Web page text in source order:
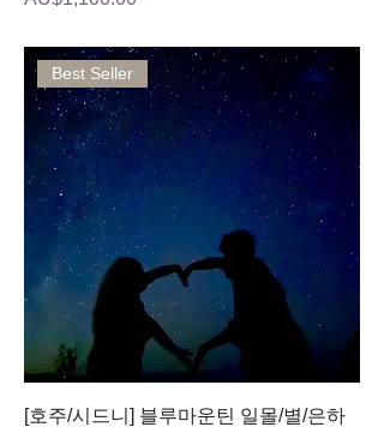
Best Seller
[호주/시드니] 블루마운틴 일몰/별/은하